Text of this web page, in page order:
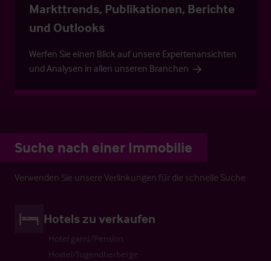
Markttrends, Publikationen, Berichte
und Outlooks
Werfen Sie einen Blick auf unsere Expertenansichten
und Analysen in allen unseren Branchen
Suche nach einer Immobilie
Verwenden Sie unsere Verlinkungen für die schnelle Suche
Hotels zu verkaufen
Hotel garni/Pension
Hostel/Jugendherberge